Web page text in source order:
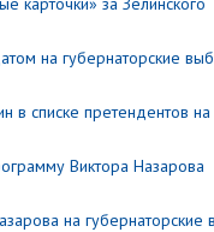
на губернаторские
списке претендентов
Виктора Назарова
на губернаторские